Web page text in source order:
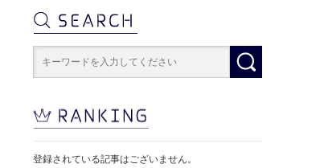
登録されている記事はございません。